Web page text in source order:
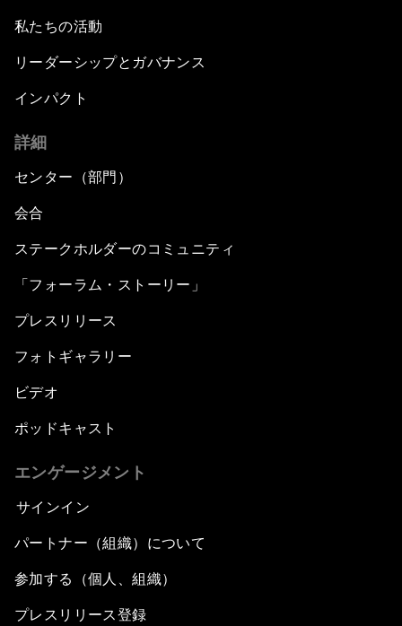
私たちの活動
リーダーシップとガバナンス
インパクト
詳細
センター（部門）
会合
ステークホルダーのコミュニティ
「フォーラム・ストーリー」
プレスリリース
フォトギャラリー
ビデオ
ポッドキャスト
エンゲージメント
サインイン
パートナー（組織）について
参加する（個人、組織）
プレスリリース登録